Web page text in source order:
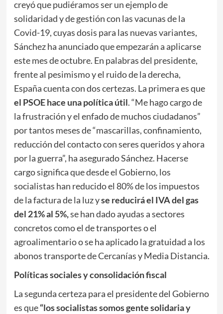
creyó que pudiéramos ser un ejemplo de
solidaridad y de gestión con las vacunas de la
Covid-19, cuyas dosis para las nuevas variantes,
Sánchez ha anunciado que empezarán a aplicarse
este mes de octubre. En palabras del presidente,
frente al pesimismo y el ruido de la derecha,
España cuenta con dos certezas. La primera es que
el PSOE hace una política útil. “Me hago cargo de
la frustración y el enfado de muchos ciudadanos”
por tantos meses de “mascarillas, confinamiento,
reducción del contacto con seres queridos y ahora
por la guerra”, ha asegurado Sánchez. Hacerse
cargo significa que desde el Gobierno, los
socialistas han reducido el 80% de los impuestos
de la factura de la luz yse reducirá el IVA del gas
del 21% al 5%,se han dado ayudas a sectores
concretos como el de transportes o el
agroalimentario o se ha aplicado la gratuidad a los
abonos transporte de Cercanías y Media Distancia.
Políticas sociales y consolidación fiscal
La segunda certeza para el presidente del Gobierno
es que“los socialistas somos gente solidaria y